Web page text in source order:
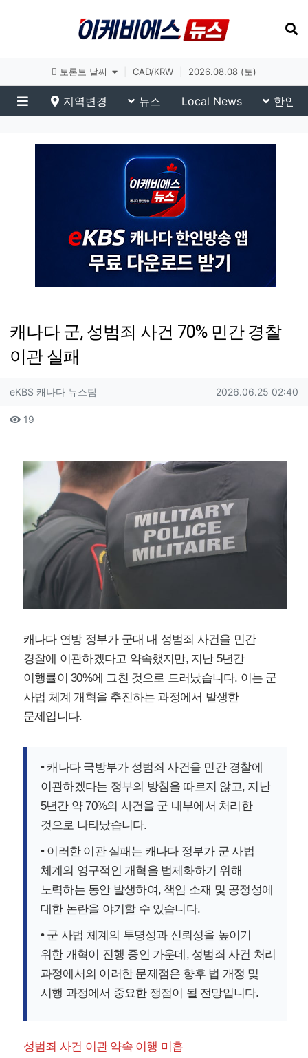
토론토 날씨 CAD/KRW 2026.08.08 (토)
메뉴
지역변경 뉴스 Local News 한인
eKBS News
캐나다 군, 성범죄 사건 70% 민간 경찰
이관 실패
작성자 정보
eKBS 캐나다 뉴스팀 작성일
2026.06.25 02:40
컨텐츠 정보
19
캐나다 연방 정부가 군대 내 성범죄 사건을 민간
경찰에 이관하겠다고 약속했지만, 지난 5년간
이행률이 30%에 그친 것으로 드러났습니다. 이는 군
사법 체계 개혁을 추진하는 과정에서 발생한
문제입니다.
• 캐나다 국방부가 성범죄 사건을 민간 경찰에
이관하겠다는 정부의 방침을 따르지 않고, 지난
5년간 약 70%의 사건을 군 내부에서 처리한
것으로 나타났습니다.
• 이러한 이관 실패는 캐나다 정부가 군 사법
체계의 영구적인 개혁을 법제화하기 위해
노력하는 동안 발생하여, 책임 소재 및 공정성에
대한 논란을 야기할 수 있습니다.
• 군 사법 체계의 투명성과 신뢰성을 높이기
위한 개혁이 진행 중인 가운데, 성범죄 사건 처리
과정에서의 이러한 문제점은 향후 법 개정 및
시행 과정에서 중요한 쟁점이 될 전망입니다.
성범죄 사건 이관 약속 이행 미흡